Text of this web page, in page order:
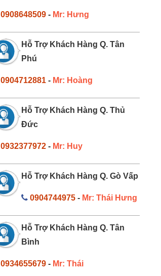
0908648509- Mr: Hưng
Hỗ Trợ Khách Hàng Q. Tân
Phú
0904712881- Mr: Hoàng
Hỗ Trợ Khách Hàng Q. Thủ
Đức
0932377972- Mr: Huy
Hỗ Trợ Khách Hàng Q. Gò Vấp
0904744975 - Mr: Thái Hưng
Hỗ Trợ Khách Hàng Q. Tân
Bình
0934655679- Mr: Thái